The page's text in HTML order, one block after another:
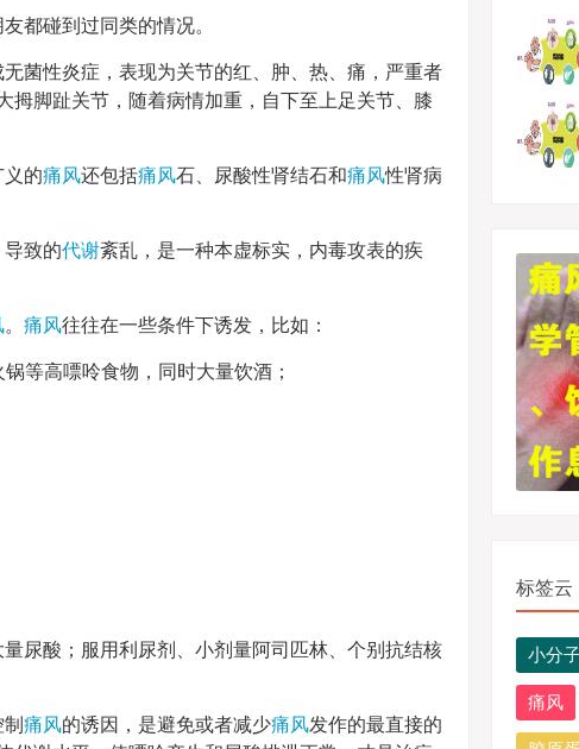
友都碰到过同类的情况。
菌性炎症，表现为关节的红、肿、热、痛，严重者
拇脚趾关节，随着病情加重，自下至上足关节、膝
的痛风还包括痛风石、尿酸性肾结石和痛风性肾病
致的代谢紊乱，是一种本虚标实，内毒攻表的疾
。 痛风往往在一些条件下诱发，比如：
等高嘌呤食物，同时大量饮酒；
尿酸；服用利尿剂、小剂量阿司匹林、个别抗结核
痛风的诱因，是避免或者减少痛风发作的最直接的
标签云
小分
痛风